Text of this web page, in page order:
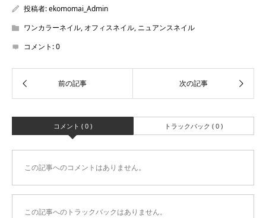
投稿者:ekomomai_Admin
ワンカラーネイル, オフィスネイル, ニュアンスネイル
コメント:0
コメント ( 0 ) トラックバック ( 0 )
この記事へのコメントはありません。
この記事へのトラックバックはありません。